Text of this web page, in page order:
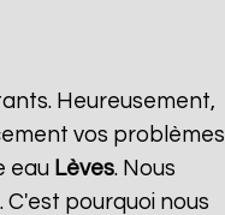
Heureusement,
vos problèmes
eau Lèves. Nous
pourquoi nous